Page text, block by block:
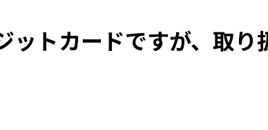
ットカードですが、取